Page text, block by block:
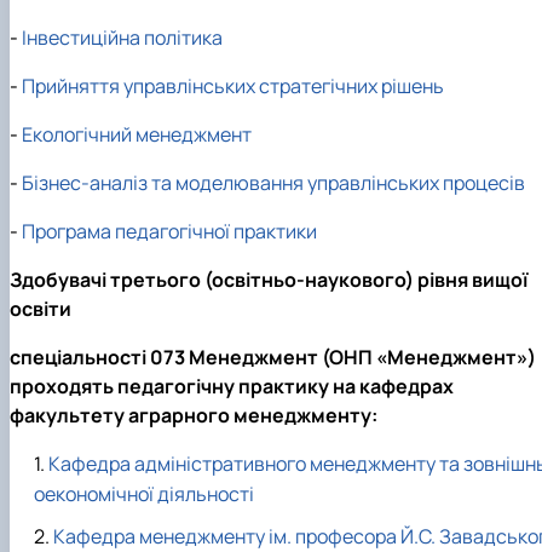
- Інвестиційна політика
- Прийняття управлінських стратегічних рішень
- Екологічний менеджмент
- Бізнес-аналіз та моделювання управлінських процесів
- Програма педагогічної практики
Здобувачі третього (освітньо-наукового) рівня вищої
освіти
спеціальності 073 Менеджмент (ОНП «Менеджмент»)
проходять педагогічну практику на кафедрах
факультету аграрного менеджменту:
Кафедра адміністративного менеджменту та
оекономічної діяльності
Кафедра менеджменту ім. професора Й.С.